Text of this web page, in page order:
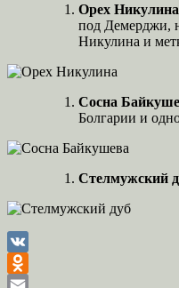
Орех Никулина
под Демерджи,
Никулина и
Сосна
Болгарии и
Стелмужский
VK
Odnoklassniki